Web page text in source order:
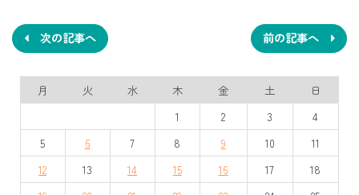
稿
ナ
ビ
ゲ
ー
シ
ョ
前の記事へ
次の記事へ
月 火 水 木 金 土
日
1
2 3
4
5
6 7 8 9 10
11
12
13 14 15 16 17
18